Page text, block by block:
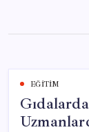
content
EĞITIM